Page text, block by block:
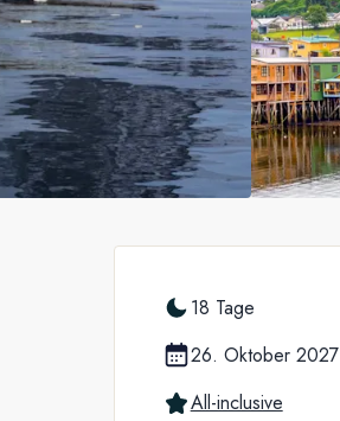
18 Tage
26. Oktober 2027
All-inclusive